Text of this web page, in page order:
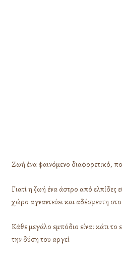
Ζωή ένα φαινόμενο διαφορετικό,
Γιατί η ζωή ένα άστρο από ελπίδες
χώρο αγναντεύει και αδέσμευτη
Κάθε μεγάλο εμπόδιο είναι κάτι το
την δύση του αργεί